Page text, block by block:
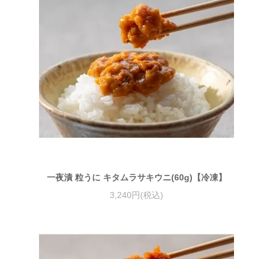
一夜漬 粒うに キタムラサキウニ(60g)【冷凍】
3,240円(税込)